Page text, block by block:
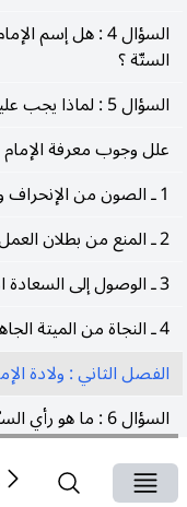
السؤال 4 : هل إسم الإمام المهدي
الستّة ؟
السؤال 5 : لماذا يجب علينا معرفة الإمام المهدي ؟
علل وجوب معرفة
1 ـ الصون من الإنحراف والضلالة
2 ـ المنع من بطلان العمل
3 ـ الوصول إلى السعادة الأبديّة
4 ـ النجاة من الميتة الجاهليّة
الفصل الثاني : ولادة
السؤال 6 : ما هو رأي السنّة في ولادة المهدي
السؤال 7 : هل رؤي الإمام المهدي